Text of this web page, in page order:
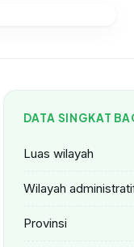
DATA SINGKAT
Luas wilayah
Wilayah
Provinsi